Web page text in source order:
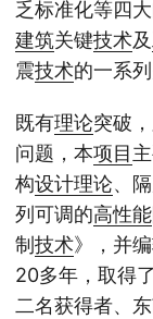
乏标准化等四
建筑关键技术及
震技术的一系
既有理论突破
问题，本项目
构设计理论、
列可调的高性能
制 技术》，并
20多年，取得
二名获得者、